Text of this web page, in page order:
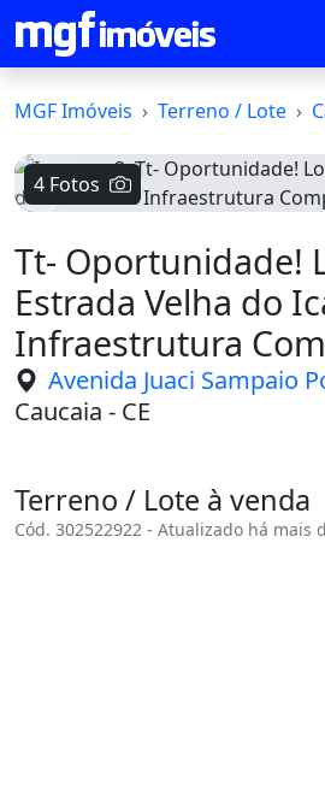
MGF Imóveis Terreno / Lote
4 Fotos
Tt- Oportunidade!
Estrada Velha do
Infraestrutura
Agora
Avenida Juaci Sampaio
Caucaia - CE
Terreno / Lote à venda
Cód. 302522922 - Atualizado há mais